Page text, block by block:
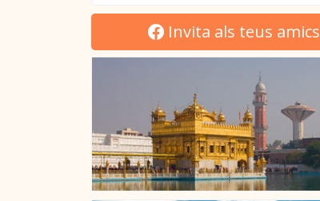
Invita als teus amics